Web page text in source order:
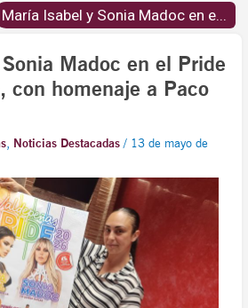
María Isabel y Sonia Madoc en e...
Madoc en el Pride
con homenaje a Paco
, Noticias Destacadas / 13 de mayo de